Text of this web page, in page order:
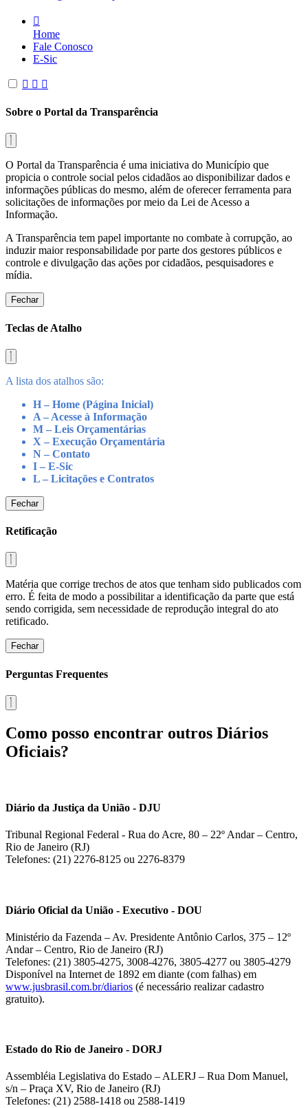
Home
Fale Conosco
E-Sic
Sobre o Portal da Transparência
O Portal da Transparência é uma iniciativa do Município que
propicia o controle social pelos cidadãos ao disponibilizar dados e
informações públicas do mesmo, além de oferecer ferramenta para
solicitações de informações por meio da Lei de Acesso a
Informação.
A Transparência tem papel importante no combate à corrupção, ao
induzir maior responsabilidade por parte dos gestores públicos e
controle e divulgação das ações por cidadãos, pesquisadores e
mídia.
Fechar
Teclas de Atalho
A lista dos atalhos são:
H – Home (Página Inicial)
A – Acesse à Informação
M – Leis Orçamentárias
X – Execução Orçamentária
N – Contato
I – E-Sic
L – Licitações e Contratos
Fechar
Retificação
Matéria que corrige trechos de atos que tenham sido publicados com
erro. É feita de modo a possibilitar a identificação da parte que está
sendo corrigida, sem necessidade de reprodução integral do ato
retificado.
Fechar
Perguntas Frequentes
Como posso encontrar outros Diários
Oficiais?
Diário da Justiça da União - DJU
Tribunal Regional Federal - Rua do Acre, 80 – 22º Andar – Centro,
Rio de Janeiro (RJ)
Telefones: (21) 2276-8125 ou 2276-8379
Diário Oficial da União - Executivo - DOU
Ministério da Fazenda – Av. Presidente Antônio Carlos, 375 – 12º
Andar – Centro, Rio de Janeiro (RJ)
Telefones: (21) 3805-4275, 3008-4276, 3805-4277 ou 3805-4279
Disponível na Internet de 1892 em diante (com falhas) em
www.jusbrasil.com.br/diarios (é necessário realizar cadastro
gratuito).
Estado do Rio de Janeiro - DORJ
Assembléia Legislativa do Estado – ALERJ – Rua Dom Manuel,
s/n – Praça XV, Rio de Janeiro (RJ)
Telefones: (21) 2588-1418 ou 2588-1419